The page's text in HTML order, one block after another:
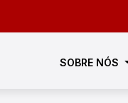
SOBRE NÓS